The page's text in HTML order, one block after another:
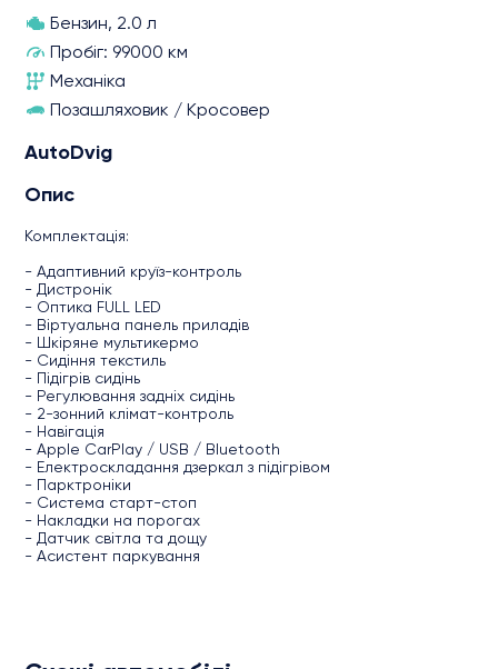
Бензин, 2.0 л
Пробіг: 99000 км
Механіка
Позашляховик / Кросовер
AutoDvig
Опис
Комплектація:
- Адаптивний круїз-контроль
- Дистронік
- Оптика FULL LED
- Віртуальна панель приладів
- Шкіряне мультикермо
- Сидіння текстиль
- Підігрів сидінь
- Регулювання задніх сидінь
- 2-зонний клімат-контроль
- Навігація
- Apple CarPlay / USB / Bluetooth
- Електроскладання дзеркал з підігрівом
- Парктроніки
- Система старт-стоп
- Накладки на порогах
- Датчик світла та дощу
- Асистент паркування